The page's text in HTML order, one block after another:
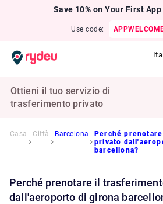
Save 10% on Your First
Use code:
Ottieni il tuo servizio di
trasferimento privato
Casa Città Barcelona
Perché
privato
barcellona?
Perché prenotare il trasferimento privato
dall'aeroporto di girona